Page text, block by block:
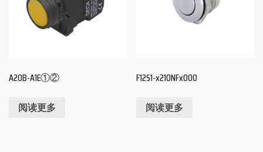
A20B-A1E①②
阅读更多
F12S1-x210NFx000
阅读更多